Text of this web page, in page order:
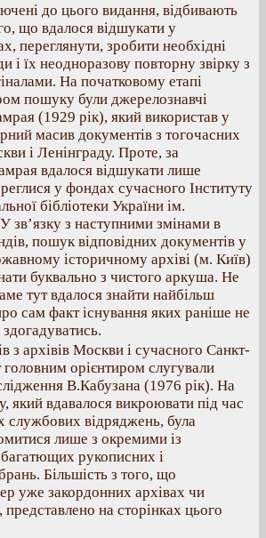
до цього видання, відбивають
що вдалося відшукати у
переглянути, зробити необхідні
і їх неодноразову повторну звірку з
На початковому етапі
пошуку були джерелознавчі
(1929 рік), який використав у
масив документів з тогочасних
і Ленінграду. Проте, за
вдалося відшукати лише
у фондах сучасного Інституту
бібліотеки України ім.
зв’язку з наступними змінами в
пошук відповідних документів у
історичному архіві (м. Київ)
буквально з чистого аркуша. Не
тут вдалося знайти найбільш
сам факт існування яких раніше не
з архівів Москви і сучасного Санкт-
головним орієнтиром слугували
В.Кабузана (1976 рік). На
який вдавалося викроювати під час
службових відряджень, була
лише з окремими із
рукописних і
Більшість з того, що
уже закордонних архівах чи
на сторінках цього